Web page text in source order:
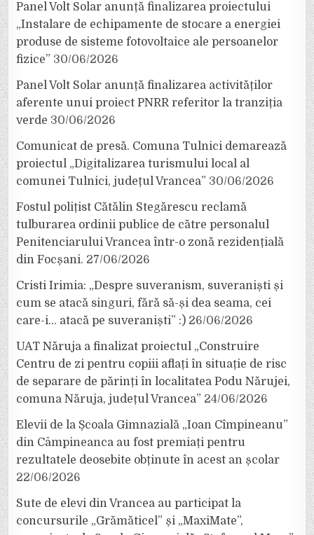
Panel Volt Solar anunță finalizarea proiectului
„Instalare de echipamente de stocare a energiei
produse de sisteme fotovoltaice ale persoanelor
fizice” 30/06/2026
Panel Volt Solar anunță finalizarea activităților
aferente unui proiect PNRR referitor la tranziția
verde 30/06/2026
Comunicat de presă. Comuna Tulnici demarează
proiectul „Digitalizarea turismului local al
comunei Tulnici, județul Vrancea” 30/06/2026
Fostul polițist Cătălin Stegărescu reclamă
tulburarea ordinii publice de către personalul
Penitenciarului Vrancea într-o zonă rezidențială
din Focșani. 27/06/2026
Cristi Irimia: „Despre suveranism, suveraniști și
cum se atacă singuri, fără să-și dea seama, cei
care-i… atacă pe suveraniști” :) 26/06/2026
UAT Năruja a finalizat proiectul „Construire
Centru de zi pentru copiii aflați în situație de risc
de separare de părinți în localitatea Podu Nărujei,
comuna Năruja, județul Vrancea” 24/06/2026
Elevii de la Școala Gimnazială „Ioan Cîmpineanu”
din Câmpineanca au fost premiați pentru
rezultatele deosebite obținute în acest an școlar
22/06/2026
Sute de elevi din Vrancea au participat la
concursurile „Grămăticel” și „MaxiMate”,